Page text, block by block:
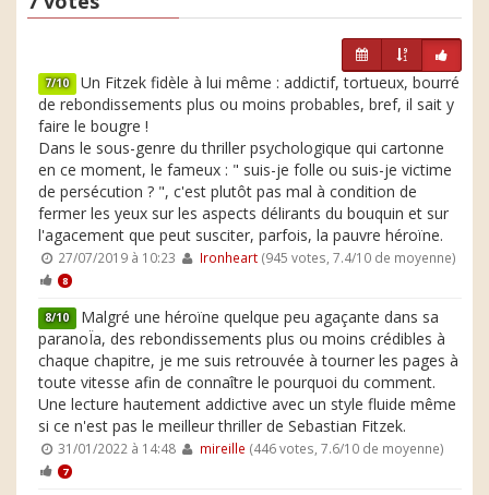
7/10 Un Fitzek fidèle à lui même : addictif, tortueux, bourré
de rebondissements plus ou moins probables, bref, il sait y
faire le bougre !
Dans le sous-genre du thriller psychologique qui cartonne
en ce moment, le fameux : " suis-je folle ou suis-je victime
de persécution ? ", c'est plutôt pas mal à condition de
fermer les yeux sur les aspects délirants du bouquin et sur
l'agacement que peut susciter, parfois, la pauvre héroïne.
27/07/2019 à 10:23 Ironheart(945 votes, 7.4/10 de moyenne)
8
8/10 Malgré une héroïne quelque peu agaçante dans sa
paranoÏa, des rebondissements plus ou moins crédibles à
chaque chapitre, je me suis retrouvée à tourner les pages à
toute vitesse afin de connaître le pourquoi du comment.
Une lecture hautement addictive avec un style fluide même
si ce n'est pas le meilleur thriller de Sebastian Fitzek.
31/01/2022 à 14:48 mireille (446 votes, 7.6/10 de moyenne)
7